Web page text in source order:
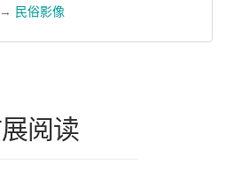
→ 民俗影像
阅读